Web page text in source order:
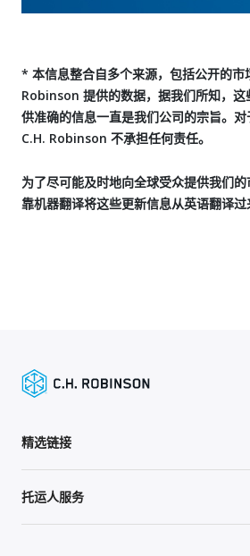
* 本信息整合自多个来源，包括公开的市
Robinson 提供的数据，据我们所知，这
供准确的信息一直是我们公司的宗旨。对
C.H. Robinson 不承担任何责任。
为了尽可能及时地向全球受众提供我们
靠机器翻译将这些更新信息从英语翻译过
精选链接
托运人服务